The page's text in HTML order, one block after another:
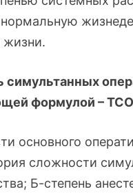
жизни.
симультанных
формулой –
основного
сложности
Б-степень